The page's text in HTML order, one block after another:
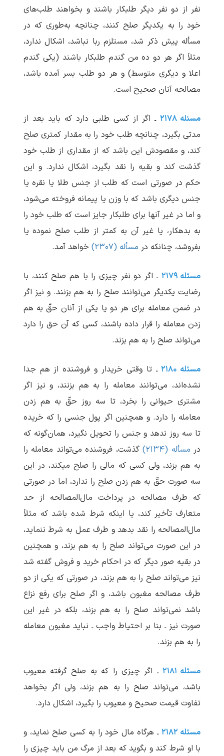
نفر از دو نفر دیگر طلبکار باشند و بخواهند طلب‌های
خود را به یکدیگر صلح کنند، چنانچه به‌طوری که در
مسأله پیش ذکر شد، مستلزم ربا نباشد، اشکال ندارد،
مثلاً اگر هر دو ده من گندم طلبکار باشند (یکی گندم
اعلا و دیگری متوسط) و هر دو طلب بسر آمده باشد،
مصالحه آنان صحیح است.
مسئله ۲۱۷۸
ـ اگر از کسی طلبی دارد که باید بعد از
مدتی بگیرد، چنانچه طلب خود را به مقدار کمتری صلح
کند، و مقصودش این باشد که از مقداری از طلب خود
گذشت کند و بقیه را نقد بگیرد، اشکال ندارد. و این
حکم در صورتی است که طلب از جنس طلا یا نقره یا
جنس دیگری باشد که با وزن یا پیمانه فروخته می‌شود،
و اما در غیر آنها برای طلبکار جایز است که طلب خود را
به بدهکار، یا غیر آن به کمتر از طلب صلح نموده یا
بفروشد، چنانکه در مسأله (۲۳۰۷) خواهد آمد.
مسئله ۲۱۷۹
ـ اگر دو نفر چیزی را با هم صلح کنند، با
رضایت یکدیگر می‌توانند صلح را به هم بزنند. و نیز اگر
در ضمن معامله برای هر دو یا یکی از آنان حقّ به هم
زدن معامله را قرار داده باشند، کسی که آن حق را دارد
می‌تواند صلح را به هم بزند.
مسئله ۲۱۸۰
ـ تا وقتی خریدار و فروشنده از هم جدا
نشده‌اند، می‌توانند معامله را به هم بزنند، و نیز اگر
مشتری حیوانی را بخرد، تا سه روز حقّ به هم زدن
معامله را دارد. و همچنین اگر پول جنسی را که خریده
تا سه روز ندهد و جنس را تحویل نگیرد، همان‌گونه که
در مسأله (۲۱۳۴)
گذشت، فروشنده می‌تواند معامله را
به هم بزند، ولی کسی که مالی را صلح می‏کند، در این
سه صورت حقّ به هم زدن صلح را ندارد، اما در صورتی
که طرف مصالحه در پرداخت مال‌المصالحه از حد
متعارف تأخیر کند، یا اینکه شرط شده باشد که مثلاً
مال‌المصالحه را نقد بدهد و طرف عمل به شرط ننماید،
در این صورت می‌تواند صلح را به هم بزند، و همچنین
در بقیه صور دیگر که در احکام خرید و فروش گفته شد
نیز می‌تواند صلح را به هم بزند، در صورتی که یکی از دو
طرف مصالحه مغبون باشد، و اگر صلح برای رفع نزاع
باشد نمی‌تواند صلح را به هم بزند، بلکه در غیر این
صورت نیز ـ بنا بر احتیاط واجب ـ نباید مغبون معامله
را به هم بزند.
مسئله ۲۱۸۱
ـ اگر چیزی را که به صلح گرفته معیوب
باشد، می‌تواند صلح را به هم بزند، ولی اگر بخواهد
تفاوت قیمت صحیح و معیوب را بگیرد، اشکال دارد.
مسئله ۲۱۸۲
ـ هرگاه مال خود را به کسی صلح نماید، و
با او شرط کند و بگوید که بعد از مرگ من باید چیزی را